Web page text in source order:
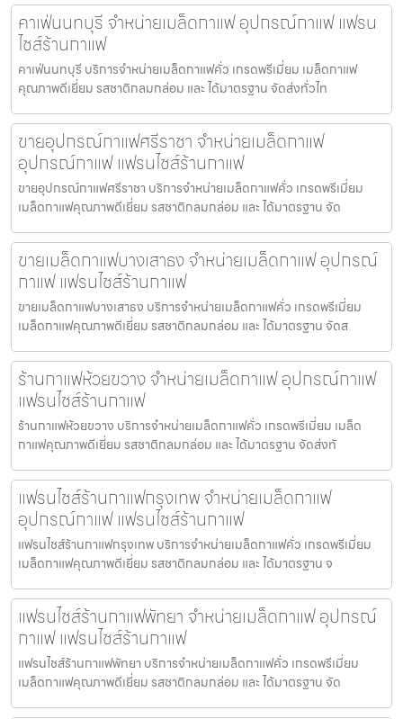
คาเฟ่นนทบุรี จำหน่ายเมล็ดกาแฟ อุปกรณ์กาแฟ แฟรน
ไชส์ร้านกาแฟ
คาเฟ่นนทบุรี บริการจำหน่ายเมล็ดกาแฟคั่ว เกรดพรีเมี่ยม เมล็ดกาแฟ
คุณภาพดีเยี่ยม รสชาติกลมกล่อม และ ได้มาตรฐาน จัดส่งทั่วไท
ขายอุปกรณ์กาแฟศรีราชา จำหน่ายเมล็ดกาแฟ
อุปกรณ์กาแฟ แฟรนไชส์ร้านกาแฟ
ขายอุปกรณ์กาแฟศรีราชา บริการจำหน่ายเมล็ดกาแฟคั่ว เกรดพรีเมี่ยม
เมล็ดกาแฟคุณภาพดีเยี่ยม รสชาติกลมกล่อม และ ได้มาตรฐาน จัด
ขายเมล็ดกาแฟบางเสาธง จำหน่ายเมล็ดกาแฟ อุปกรณ์
กาแฟ แฟรนไชส์ร้านกาแฟ
ขายเมล็ดกาแฟบางเสาธง บริการจำหน่ายเมล็ดกาแฟคั่ว เกรดพรีเมี่ยม
เมล็ดกาแฟคุณภาพดีเยี่ยม รสชาติกลมกล่อม และ ได้มาตรฐาน จัดส
ร้านกาแฟห้วยขวาง จำหน่ายเมล็ดกาแฟ อุปกรณ์กาแฟ
แฟรนไชส์ร้านกาแฟ
ร้านกาแฟห้วยขวาง บริการจำหน่ายเมล็ดกาแฟคั่ว เกรดพรีเมี่ยม เมล็ด
กาแฟคุณภาพดีเยี่ยม รสชาติกลมกล่อม และ ได้มาตรฐาน จัดส่งทั
แฟรนไชส์ร้านกาแฟกรุงเทพ จำหน่ายเมล็ดกาแฟ
อุปกรณ์กาแฟ แฟรนไชส์ร้านกาแฟ
แฟรนไชส์ร้านกาแฟกรุงเทพ บริการจำหน่ายเมล็ดกาแฟคั่ว เกรดพรีเมี่ยม
เมล็ดกาแฟคุณภาพดีเยี่ยม รสชาติกลมกล่อม และ ได้มาตรฐาน จ
แฟรนไชส์ร้านกาแฟพัทยา จำหน่ายเมล็ดกาแฟ อุปกรณ์
กาแฟ แฟรนไชส์ร้านกาแฟ
แฟรนไชส์ร้านกาแฟพัทยา บริการจำหน่ายเมล็ดกาแฟคั่ว เกรดพรีเมี่ยม
เมล็ดกาแฟคุณภาพดีเยี่ยม รสชาติกลมกล่อม และ ได้มาตรฐาน จัด